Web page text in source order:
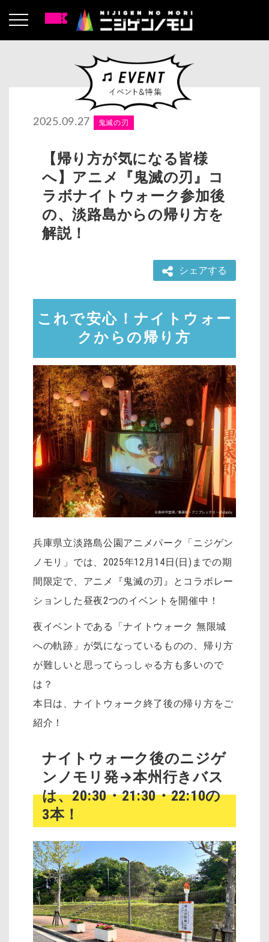
2025.09.27 鬼滅の刃
【帰り方が気になる皆様
へ】アニメ『鬼滅の刃』コ
ラボナイトウォーク参加後
の、淡路島からの帰り方を
解説！
シェアする
これで安心！ナイトウォー
クからの帰り方
兵庫県立淡路島公園アニメパーク「ニジゲン
ノモリ」では、2025年12月14日(日)までの期
間限定で、アニメ『鬼滅の刃』とコラボレー
ションした昼夜2つのイベントを開催中！
夜イベントである「ナイトウォーク 無限城
への軌跡」が気になっているものの、帰り方
が難しいと思ってらっしゃる方も多いので
は？
本日は、ナイトウォーク終了後の帰り方をご
紹介！
ナイトウォーク後のニジゲ
ンノモリ発→本州行きバス
は、20:30・21:30・22:10の
3本！